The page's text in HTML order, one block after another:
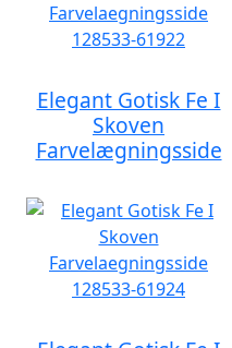
Elegant Gotisk Fe I
Skoven
Farvelægningsside